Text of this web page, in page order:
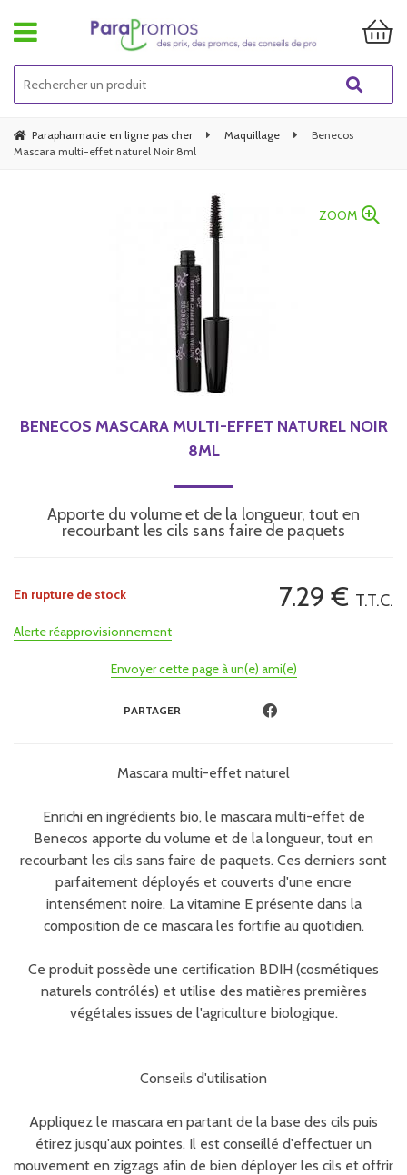
Parapharmacie en ligne pas cher Maquillage
Benecos
Mascara multi-effet naturel Noir 8ml
ZOOM
BENECOS MASCARA MULTI-EFFET NATUREL NOIR
8ML
Apporte du volume et de la longueur, tout en
recourbant les cils sans faire de paquets
7.29 € T.T.C.
En rupture de stock
Alerte réapprovisionnement
Envoyer cette page à un(e) ami(e)
PARTAGER
Mascara multi-effet naturel
Enrichi en ingrédients bio, le mascara multi-effet de
Benecos apporte du volume et de la longueur, tout en
recourbant les cils sans faire de paquets. Ces derniers sont
parfaitement déployés et couverts d'une encre
intensément noire. La vitamine E présente dans la
composition de ce mascara les fortifie au quotidien.
Ce produit possède une certification BDIH (cosmétiques
naturels contrôlés) et utilise des matières premières
végétales issues de l'agriculture biologique.
Conseils d'utilisation
Appliquez le mascara en partant de la base des cils puis
étirez jusqu'aux pointes. Il est conseillé d'effectuer un
mouvement en zigzags afin de bien déployer les cils et offrir